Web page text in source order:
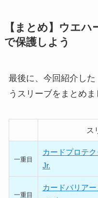
【まとめ】ウエ
で保護しよう
最後に、今回紹介し
うスリーブをまとめま
ス
一重目
カードプロテ
Jr.
一重目
カードバリア